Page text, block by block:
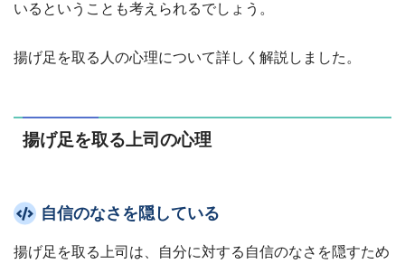
いるということも考えられるでしょう。
揚げ足を取る人の心理について詳しく解説しました。
揚げ足を取る上司の心理
自信のなさを隠している
揚げ足を取る上司は、自分に対する自信のなさを隠すため